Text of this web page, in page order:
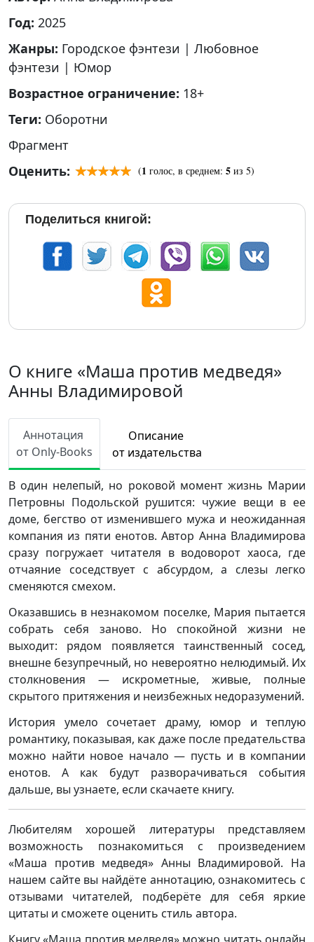
Год: 2025
Жанры: Городское фэнтези | Любовное
фэнтези | Юмор
Возрастное ограничение: 18+
Теги: Оборотни
Фрагмент
Оценить:
(1 голос, в среднем: 5 из 5)
Поделиться книгой:
О книге «Маша против медведя»
Анны Владимировой
Аннотация
от Only-Books
Описание
от издательства
В один нелепый, но роковой момент жизнь Марии
Петровны Подольской рушится: чужие вещи в ее
доме, бегство от изменившего мужа и неожиданная
компания из пяти енотов. Автор Анна Владимирова
сразу погружает читателя в водоворот хаоса, где
отчаяние соседствует с абсурдом, а слезы легко
сменяются смехом.
Оказавшись в незнакомом поселке, Мария пытается
собрать себя заново. Но спокойной жизни не
выходит: рядом появляется таинственный сосед,
внешне безупречный, но невероятно нелюдимый. Их
столкновения — искрометные, живые, полные
скрытого притяжения и неизбежных недоразумений.
История умело сочетает драму, юмор и теплую
романтику, показывая, как даже после предательства
можно найти новое начало — пусть и в компании
енотов. А как будут разворачиваться события
дальше, вы узнаете, если скачаете книгу.
Любителям хорошей литературы представляем
возможность познакомиться с произведением
«Маша против медведя» Анны Владимировой. На
нашем сайте вы найдёте аннотацию, ознакомитесь с
отзывами читателей, подберёте для себя яркие
цитаты и сможете оценить стиль автора.